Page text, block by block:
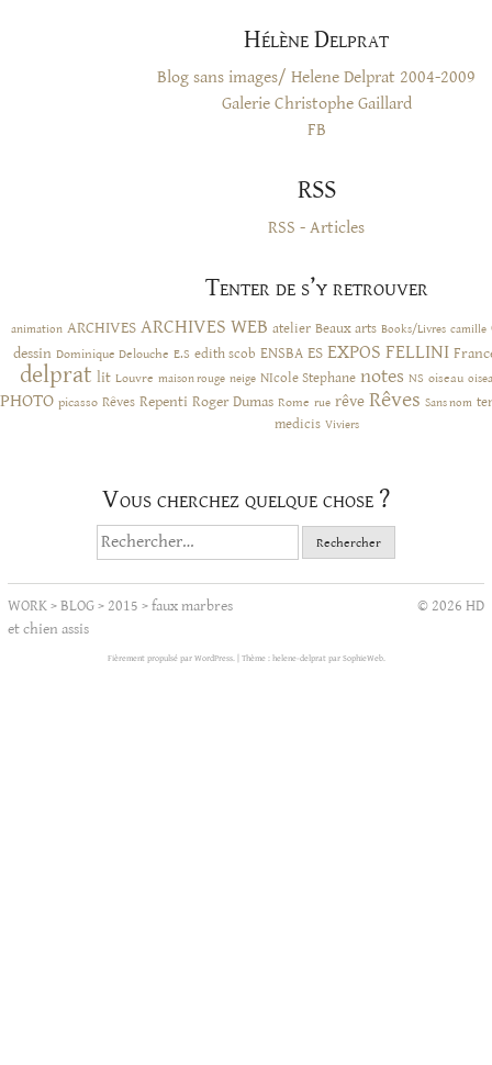
Hélène Delprat
Blog sans images/ Helene Delprat 2004-2009
Galerie Christophe Gaillard
FB
RSS
RSS - Articles
Tenter de s’y retrouver
animation ARCHIVES ARCHIVES WEB atelier Beaux arts Books/Livres camille
dessin Dominique Delouche E.S edith scob ENSBA ES EXPOS FELLINI
delprat lit Louvre maison rouge neige NIcole Stephane notes NS oiseau
PHOTO picasso Rêves Repenti Roger Dumas Rome rue rêve Rêves Sans nom
medicis Viviers
Vous cherchez quelque chose ?
Rechercher :
WORK>BLOG> 2015 >faux marbres
et chien assis
© 2026 HD
Fièrement propulsé par WordPress. Thème : helene-delprat par SophieWeb.